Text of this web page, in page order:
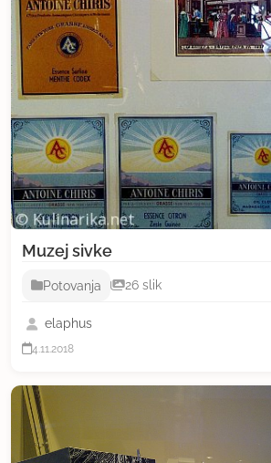
Muzej sivke
Potovanja 26 slik
elaphus
4.11.2018